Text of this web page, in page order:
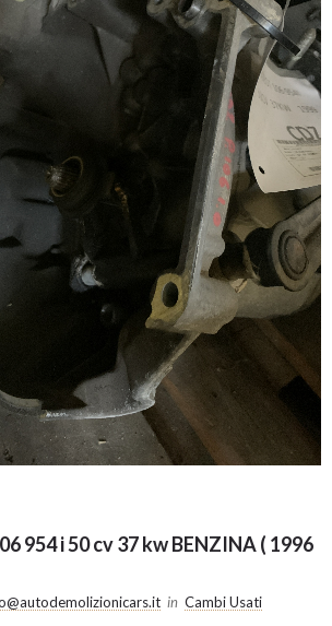
954 i 50 cv 37 kw BENZINA ( 1996
in Cambi Usati